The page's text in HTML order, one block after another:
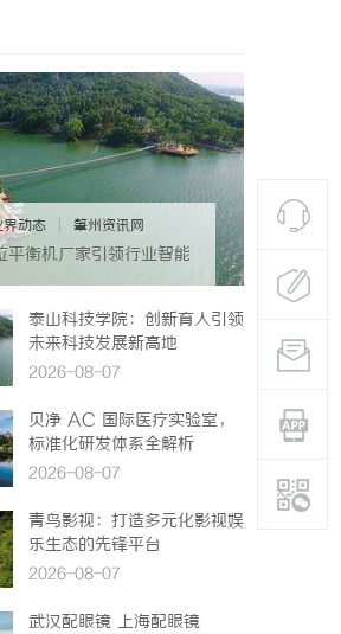
界动态 肇州资讯网
平衡机厂家引领行业智能
泰山科技学院：创新育人引领
未来科技发展新高地
2026-08-07
贝净 AC 国际医疗实验室，
标准化研发体系全解析
2026-08-07
青鸟影视：打造多元化影视娱
乐生态的先锋平台
2026-08-07
武汉配眼镜 上海配眼镜